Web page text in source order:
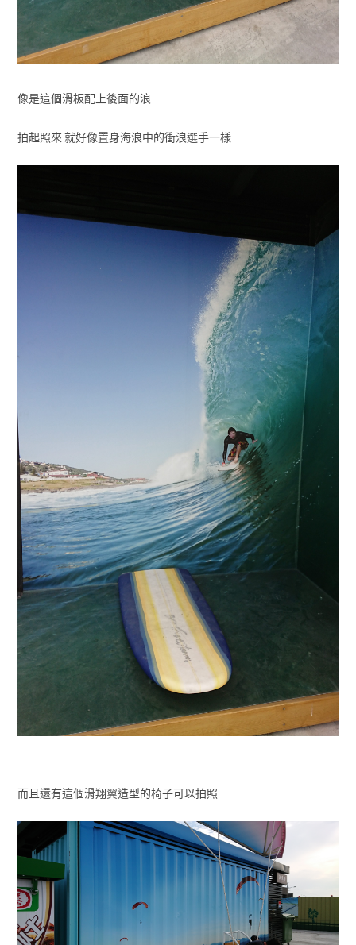
像是這個滑板配上後面的浪
拍起照來 就好像置身海浪中的衝浪選手一樣
而且還有這個滑翔翼造型的椅子可以拍照